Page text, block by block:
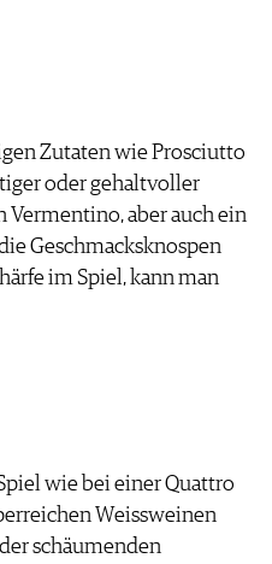
Zutaten wie Prosciutto
oder gehaltvoller
Vermentino, aber auch ein
Geschmacksknospen
im Spiel, kann man
wie bei einer Quattro
Weissweinen
schäumenden